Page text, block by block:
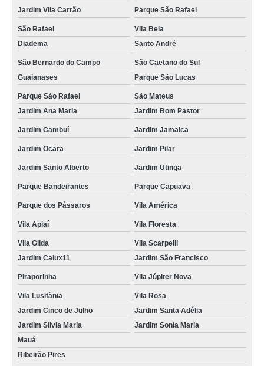
Jardim Vila Carrão Parque São Rafael
São Rafael
Vila Bela
Diadema
Santo André
São Bernardo do Campo
São Caetano do Sul
Guaianases
Parque São Lucas
Parque São Rafael
São Mateus
Jardim Ana Maria
Jardim Bom Pastor
Jardim Cambuí Jardim Jamaica
Jardim Ocara Jardim Pilar
Jardim Santo Alberto Jardim Utinga
Parque Bandeirantes Parque Capuava
Parque dos Pássaros Vila América
Vila Apiaí Vila Floresta
Vila Gilda
Vila Scarpelli
Jardim Calux11
Jardim São Francisco
Piraporinha Vila Júpiter Nova
Vila Lusitânia
Vila Rosa
Jardim Cinco de Julho
Jardim Santa Adélia
Jardim Silvia Maria
Jardim Sonia Maria
Mauá
Ribeirão Pires